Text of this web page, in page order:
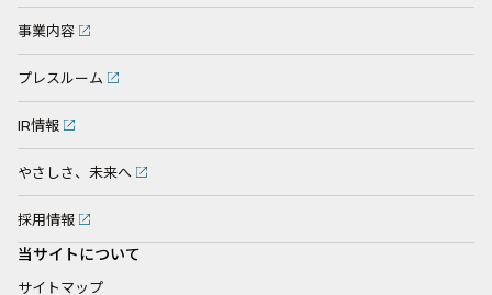
事業内容
プレスルーム
IR情報
やさしさ、未来へ
採用情報
当サイトについて
サイトマップ